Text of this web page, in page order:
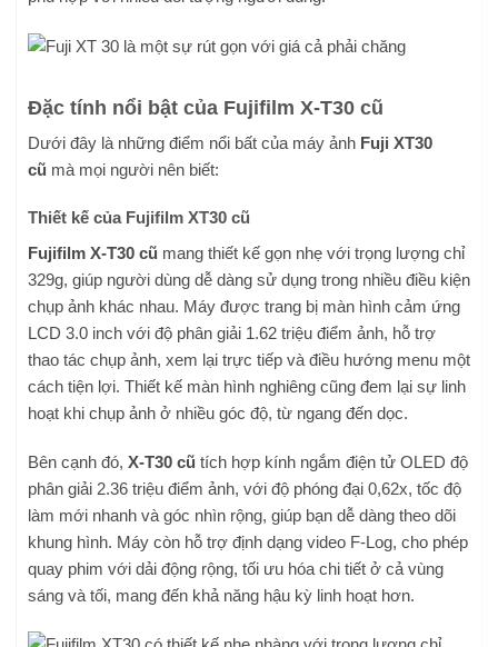
Đặc tính nổi bật của Fujifilm X-T30 cũ
Dưới đây là những điểm nổi bất của máy ảnh Fuji XT30
cũ mà mọi người nên biết:
Thiết kế của Fujifilm XT30 cũ
Fujifilm X-T30 cũ mang thiết kế gọn nhẹ với trọng lượng chỉ
329g, giúp người dùng dễ dàng sử dụng trong nhiều điều kiện
chụp ảnh khác nhau. Máy được trang bị màn hình cảm ứng
LCD 3.0 inch với độ phân giải 1.62 triệu điểm ảnh, hỗ trợ
thao tác chụp ảnh, xem lại trực tiếp và điều hướng menu một
cách tiện lợi. Thiết kế màn hình nghiêng cũng đem lại sự linh
hoạt khi chụp ảnh ở nhiều góc độ, từ ngang đến dọc.
Bên cạnh đó, X-T30 cũ tích hợp kính ngắm điện tử OLED độ
phân giải 2.36 triệu điểm ảnh, với độ phóng đại 0,62x, tốc độ
làm mới nhanh và góc nhìn rộng, giúp bạn dễ dàng theo dõi
khung hình. Máy còn hỗ trợ định dạng video F-Log, cho phép
quay phim với dải động rộng, tối ưu hóa chi tiết ở cả vùng
sáng và tối, mang đến khả năng hậu kỳ linh hoạt hơn.